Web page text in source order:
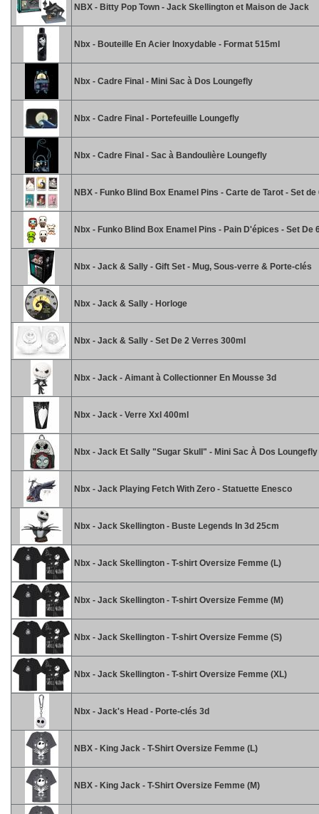
NBX - Bitty Pop Town - Jack Skellington et Maison de Jack
Nbx - Bouteille En Acier Inoxydable - Format 515ml
Nbx - Cadre Final - Mini Sac à Dos Loungefly
Nbx - Cadre Final - Portefeuille Loungefly
Nbx - Cadre Final - Sac à Bandoulière Loungefly
NBX - Funko Blind Box Enamel Pins - Carte de Tarot - Set de
Nbx - Funko Blind Box Enamel Pins - Pain D'épices - Set De
Nbx - Jack & Sally - Gift Set - Mug, Sous-verre & Porte-clés
Nbx - Jack & Sally - Horloge
Nbx - Jack & Sally - Set De 2 Verres 300ml
Nbx - Jack - Aimant à Collectionner En Mousse 3d
Nbx - Jack - Verre Xxl 400ml
Nbx - Jack Et Sally "Sugar Skull" - Mini Sac À Dos Loungefly
Nbx - Jack Playing Fetch With Zero - Statuette Enesco
Nbx - Jack Skellington - Buste Legends In 3d 25cm
Nbx - Jack Skellington - T-shirt Oversize Femme (L)
Nbx - Jack Skellington - T-shirt Oversize Femme (M)
Nbx - Jack Skellington - T-shirt Oversize Femme (S)
Nbx - Jack Skellington - T-shirt Oversize Femme (XL)
Nbx - Jack's Head - Porte-clés 3d
NBX - King Jack - T-Shirt Oversize Femme (L)
NBX - King Jack - T-Shirt Oversize Femme (M)